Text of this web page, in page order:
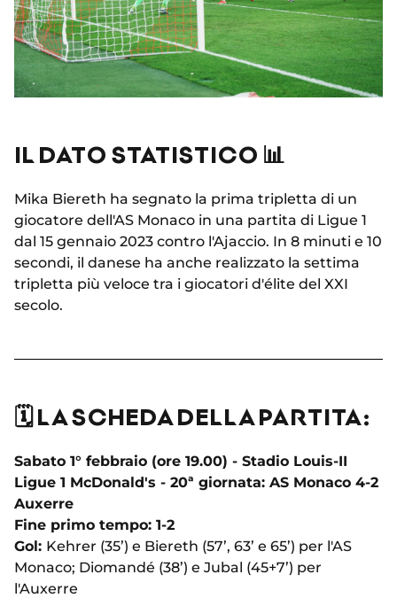
IL DATO STATISTICO 📊
Mika Biereth ha segnato la prima tripletta di un
giocatore dell'AS Monaco in una partita di Ligue 1
dal 15 gennaio 2023 contro l'Ajaccio. In 8 minuti e 10
secondi, il danese ha anche realizzato la settima
tripletta più veloce tra i giocatori d'élite del XXI
secolo.
🗓️ LA SCHEDA DELLA PARTITA:
Sabato 1° febbraio (ore 19.00) - Stadio Louis-II
Ligue 1 McDonald's - 20ª giornata: AS Monaco 4-2
Auxerre
Fine primo tempo: 1-2
Gol: Kehrer (35’) e Biereth (57’, 63’ e 65’) per l'AS
Monaco; Diomandé (38’) e Jubal (45+7’) per
l'Auxerre